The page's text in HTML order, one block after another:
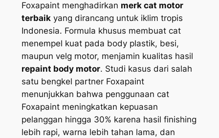
Foxapaint menghadirkan merk cat motor
terbaikyang dirancang untuk iklim tropis
Indonesia. Formula khusus membuat cat
menempel kuat pada body plastik, besi,
maupun velg motor, menjamin kualitas hasil
repaint body motor. Studi kasus dari salah
satu bengkel partner Foxapaint
menunjukkan bahwa penggunaan cat
Foxapaint meningkatkan kepuasan
pelanggan hingga 30% karena hasil finishing
lebih rapi, warna lebih tahan lama, dan